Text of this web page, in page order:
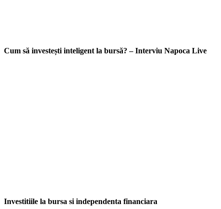
Cum să investești inteligent la bursă? – Interviu Napoca Live
Investitiile la bursa si independenta financiara